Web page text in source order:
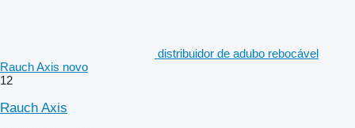
distribuidor de adubo rebocável
Rauch Axis novo
12
Rauch Axis